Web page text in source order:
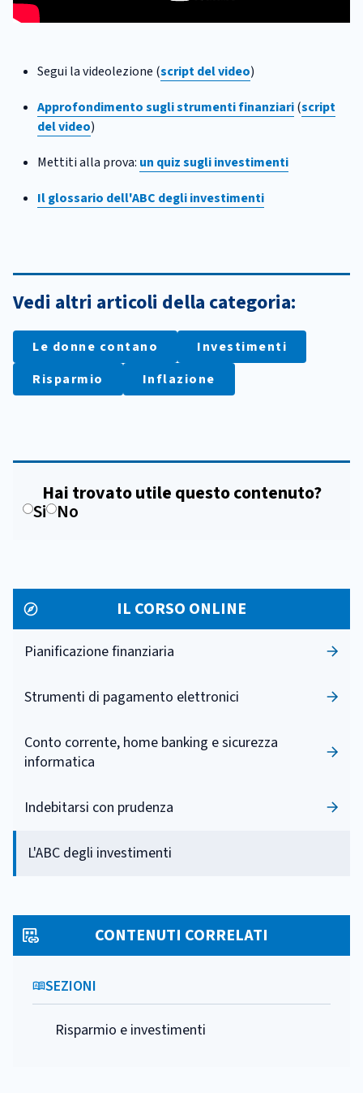
Segui la videolezione (script del video)
Approfondimento sugli strumenti finanziari(script
del video)
Mettiti alla prova: un quiz sugli investimenti
Il glossario dell'ABC degli investimenti
Vedi altri articoli della categoria:
Le donne contano
Investimenti
Risparmio
Inflazione
Hai trovato utile questo contenuto?
Si No
IL CORSO ONLINE
Pianificazione finanziaria
Strumenti di pagamento elettronici
Conto corrente, home banking e sicurezza
informatica
Indebitarsi con prudenza
L'ABC degli investimenti
CONTENUTI CORRELATI
SEZIONI
Risparmio e investimenti